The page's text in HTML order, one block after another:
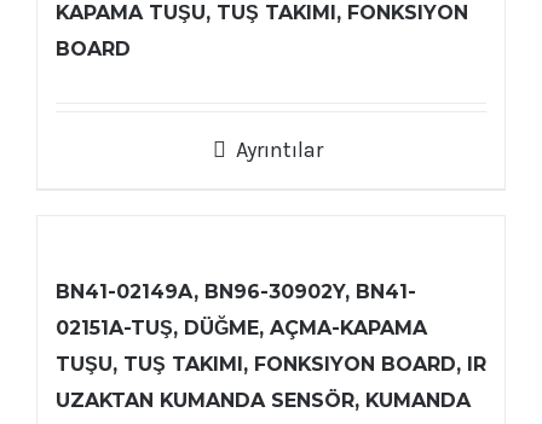
KAPAMA TUŞU, TUŞ TAKIMI, FONKSIYON
BOARD
Ayrıntılar
BN41-02149A, BN96-30902Y, BN41-
02151A-TUŞ, DÜĞME, AÇMA-KAPAMA
TUŞU, TUŞ TAKIMI, FONKSIYON BOARD, IR
UZAKTAN KUMANDA SENSÖR, KUMANDA